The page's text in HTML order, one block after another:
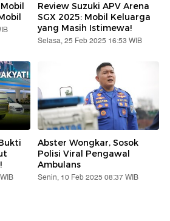
Review Suzuki APV Arena
SGX 2025: Mobil Keluarga
yang Masih Istimewa!
Selasa, 25 Feb 2025 16:53 WIB
Abster Wongkar, Sosok
Polisi Viral Pengawal
Ambulans
Senin, 10 Feb 2025 08:37 WIB